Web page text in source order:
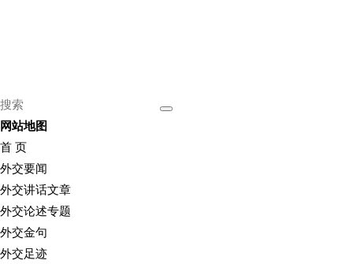
网站地图
首 页
外交要闻
外交讲话文章
外交论述专题
外交金句
外交足迹